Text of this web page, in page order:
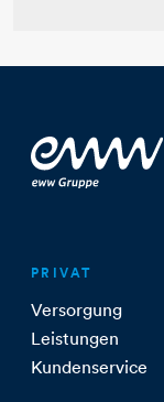
PRIVAT
Versorgung
Leistungen
Kundenservice